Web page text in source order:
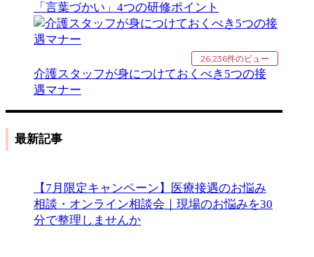
「言葉づかい」4つの研修ポイント
26,236件のビュー
介護スタッフが身につけておくべき5つの接
遇マナー
最新記事
【7月限定キャンペーン】医療接遇のお悩み
相談・オンライン相談会｜現場のお悩みを30
分で整理しませんか